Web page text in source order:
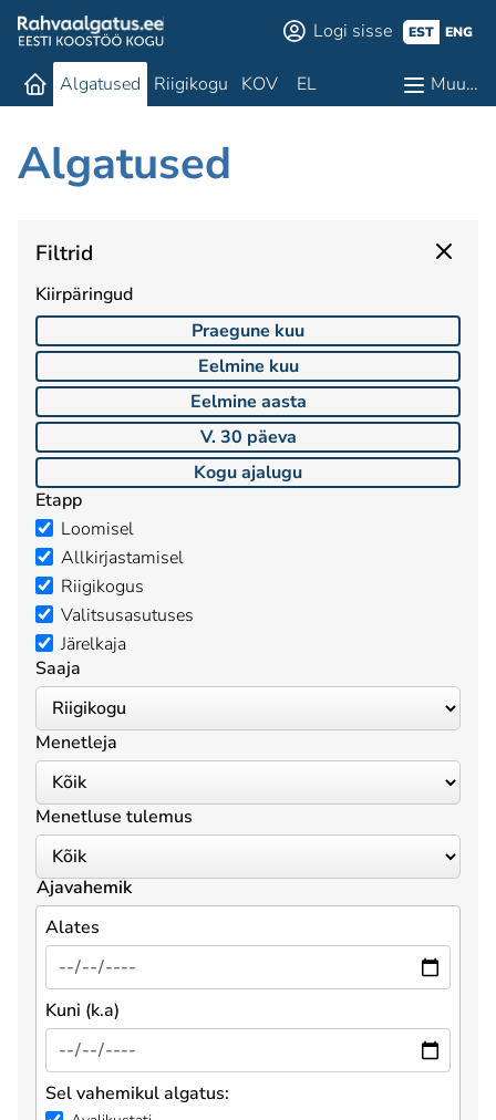
Logi sisse EST ENG
Algatused Riigikogu KOV EL Muu…
Algatused
Filtrid
Kiirpäringud
Praegune kuu
Eelmine kuu
Eelmine aasta
V. 30 päeva
Kogu ajalugu
Etapp
Loomisel
Allkirjastamisel
Riigikogus
Valitsusasutuses
Järelkaja
Saaja
Menetleja
Menetluse tulemus
Ajavahemik
Alates
Kuni (k.a)
Sel vahemikul algatus: